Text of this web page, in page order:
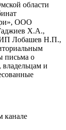
области
ООО
Х.А.,
Лобашев Н.П.,
письма о
владельцам и
канале